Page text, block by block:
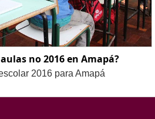
no 2016 en Amapá?
2016 para Amapá